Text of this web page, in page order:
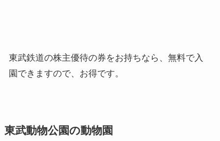
東武鉄道の株主優待の券をお持ちなら、無料で入
園できますので、お得です。
東武動物公園の動物園